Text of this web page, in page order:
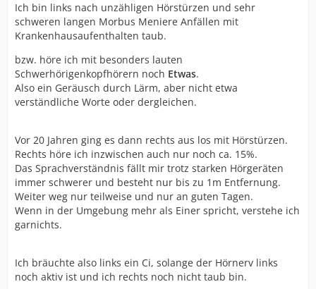
Ich bin links nach unzähligen Hörstürzen und sehr
schweren langen Morbus Meniere Anfällen mit
Krankenhausaufenthalten taub.
bzw. höre ich mit besonders lauten
Schwerhörigenkopfhörern noch Etwas.
Also ein Geräusch durch Lärm, aber nicht etwa
verständliche Worte oder dergleichen.
Vor 20 Jahren ging es dann rechts aus los mit Hörstürzen.
Rechts höre ich inzwischen auch nur noch ca. 15%.
Das Sprachverständnis fällt mir trotz starken Hörgeräten
immer schwerer und besteht nur bis zu 1m Entfernung.
Weiter weg nur teilweise und nur an guten Tagen.
Wenn in der Umgebung mehr als Einer spricht, verstehe ich
garnichts.
Ich bräuchte also links ein Ci, solange der Hörnerv links
noch aktiv ist und ich rechts noch nicht taub bin.